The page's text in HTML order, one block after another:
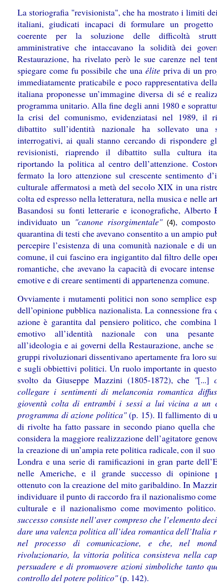
La storiografia "revisionista", che ha mostrato i limiti
italiani, giudicati incapaci di formulare un
coerente per la soluzione delle difficoltà
amministrative che intaccavano la solidità dei
Restaurazione, ha rivelato però le sue carenze nel
spiegare come fu possibile che una élitepriva di un
immediatamente praticabile e poco rappresentativa
italiana proponesse un’immagine diversa di sé e
programma unitario. Alla fine degli anni 1980 e
la crisi del comunismo, evidenziatasi nel 1989, il
dibattito sull’identità nazionale ha sollevato una
interrogativi, ai quali stanno cercando di rispondere
revisionisti, riaprendo il dibattito sulla cultura
riportando la politica al centro dell’attenzione.
fermato la loro attenzione sul crescente sentimento
culturale affermatosi a metà del secolo XIX in una
colta ed espresso nella letteratura, nella musica e nelle
Basandosi su fonti letterarie e iconografiche, Alberto
individuato un "canone risorgimentale" (4),
quarantina di testi che avevano consentito a un ampio
percepire l’esistenza di una comunità nazionale e di
comune, il cui fascino era ingigantito dal filtro delle
romantiche, che avevano la capacità di evocare
emotive e di creare sentimenti di appartenenza comune.
Ovviamente i mutamenti politici non sono semplice
dell’opinione pubblica nazionalista. La connessione fra
azione è garantita dal pensiero politico, che combina
emotivo all’identità nazionale con una
all’ideologia e ai governi della Restaurazione, anche
gruppi rivoluzionari dissentivano apertamente fra loro
e sugli obbiettivi politici. Un ruolo importante in questo
svolto da Giuseppe Mazzini (1805-1872), che "[...]
collegare i sentimenti di melanconia romantica
gioventù colta di entrambi i sessi a lui vicina a un
programma di azione politica"(p. 15). Il fallimento di
di rivolte ha fatto passare in secondo piano quella
considera la maggiore realizzazione dell’agitatore
la creazione di un’ampia rete politica radicale, con il
Londra e una serie di ramificazioni in gran parte
nelle Americhe, e il grande successo di opinione
ottenuto con la creazione del mito garibaldino. In
individuare il punto di raccordo fra il nazionalismo
culturale e il nazionalismo come movimento
successo consiste nell’aver compreso che l’elemento
dare una valenza politica all’idea romantica dell’Italia
nel processo di comunicazione, e che, nel
rivoluzionario, la vittoria politica consisteva nella
persuadere e di promuovere azioni simboliche tanto
controllo del potere politico"(p. 142).